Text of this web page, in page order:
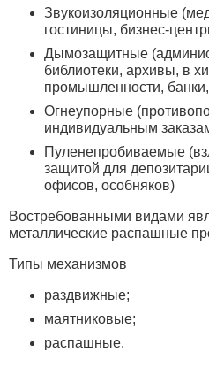
Звукоизоляционные
гостиницы, бизнес-
Дымозащитные
библиотеки, архивы, в
промышленности,
Огнеупорные
индивидуальным
Пуленепробиваемые
защитой для
офисов, особняков)
Востребованными видами
металлические распашные
Типы механизмов
раздвижные;
маятниковые;
распашные.